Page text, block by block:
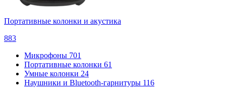
Портативные колонки и акустика
883
Микрофоны 701
Портативные колонки 61
Умные колонки 24
Наушники и Bluetooth-гарнитуры 116